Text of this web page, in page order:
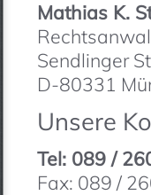
Mathias K.
Sendlinger
D-80331
Unsere
Tel: 089 /
Fax: 089 /